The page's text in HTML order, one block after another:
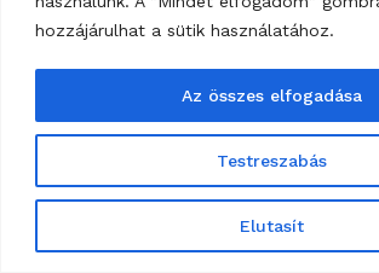
hozzájárulhat a sütik használatához.
Testreszabás
Elutasít
Az összes elfogadása
megkezdését júliusra, a szélesebb
mint 114 ezermilliárd dollár értékű
nyilván.